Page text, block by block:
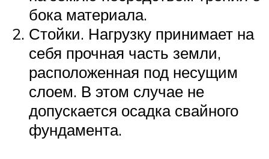
бока материала.
Стойки. Нагрузку принимает на
себя прочная часть земли,
расположенная под несущим
слоем. В этом случае не
допускается осадка свайного
фундамента.